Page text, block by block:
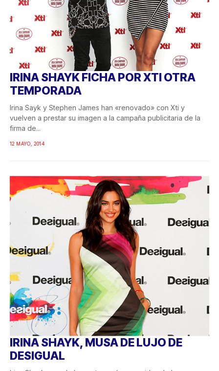
IRINA SHAYK FICHA POR XTI OTRA
TEMPORADA
Irina Sayk y Stephen James han «renovado» con Xti y
vuelven a prestar su imagen a la campaña publicitaria de la
firma de...
12 MAYO, 2014
IRINA SHAYK, MUSA DE LUJO DE
DESIGUAL